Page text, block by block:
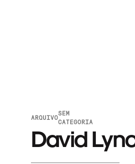
ARQUIVO
SEM
CATEGORIA
David